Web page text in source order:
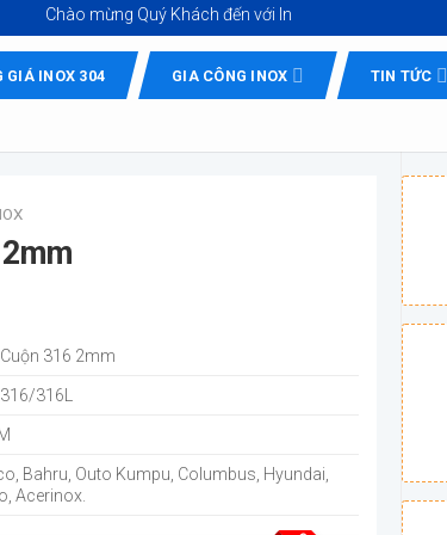
Chào mừng Quý Khách đến vớiInox Quốc Tế Tứ Minh - Inox
GIÁ INOX 304 GIA CÔNG INOX TIN TỨC
Cuộn 316 2mm
316/316L
Bahru, Outo Kumpu, Columbus, Hyundai,
Acerinox.